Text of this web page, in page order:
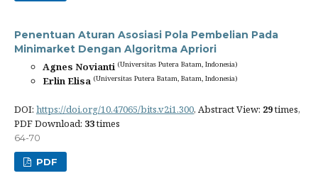
Penentuan Aturan Asosiasi Pola Pembelian Pada
Minimarket Dengan Algoritma Apriori
Agnes Novianti (Universitas Putera Batam, Indonesia)
Erlin Elisa (Universitas Putera Batam, Batam, Indonesia)
DOI: https://doi.org/10.47065/bits.v2i1.300, Abstract View: 29times,
PDF Download: 33times
64-70
PDF